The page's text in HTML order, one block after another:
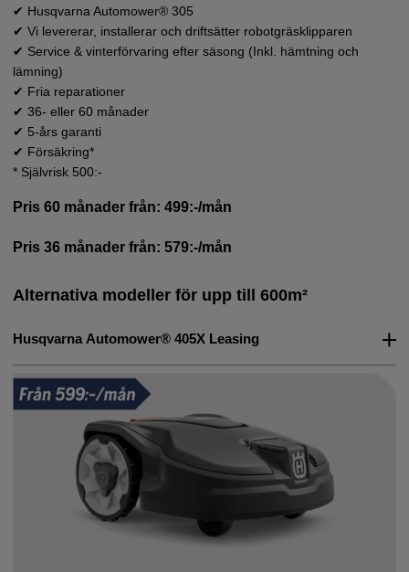
100 001- 5 000:-
✔ Husqvarna Automower® 305
✔ Vi levererar, installerar och driftsätter robotgräsklipparen
✔ Service & vinterförvaring efter säsong (Inkl. hämtning och
lämning)
✔ Fria reparationer
✔ 36- eller 60 månader
✔ 5-års garanti
✔ Försäkring*
* Självrisk 500:-
Pris 60 månader från: 499:-/mån
Pris 36 månader från: 579:-/mån
Alternativa modeller för upp till 600m²
Husqvarna Automower® 405X Leasing